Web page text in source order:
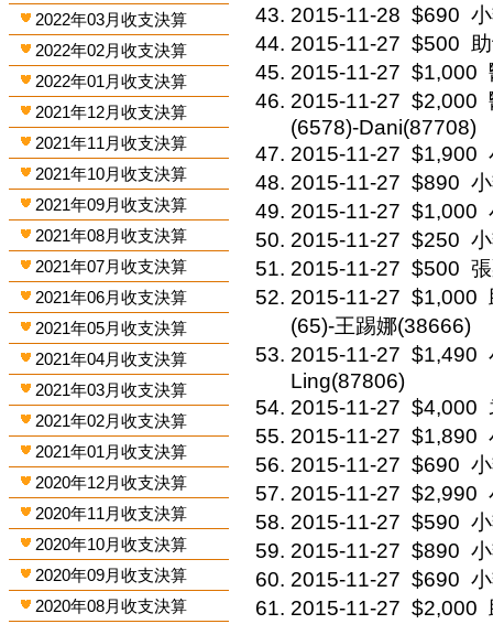
2022年03月收支決算
2022年02月收支決算
2022年01月收支決算
2021年12月收支決算
2021年11月收支決算
2021年10月收支決算
2021年09月收支決算
2021年08月收支決算
2021年07月收支決算
2021年06月收支決算
2021年05月收支決算
2021年04月收支決算
2021年03月收支決算
2021年02月收支決算
2021年01月收支決算
2020年12月收支決算
2020年11月收支決算
2020年10月收支決算
2020年09月收支決算
2020年08月收支決算
2015-11-28 $690
2015-11-27 $500
2015-11-27 $1,000
2015-11-27 $2,000
(6578)-Dani(87708)
2015-11-27 $1,900
2015-11-27 $890
2015-11-27 $1,000
2015-11-27 $250
2015-11-27 $500
2015-11-27 $1,000
(65)-王踢娜(38666)
2015-11-27 $1,490
Ling(87806)
2015-11-27 $4,000
2015-11-27 $1,890
2015-11-27 $690
2015-11-27 $2,990
2015-11-27 $590
2015-11-27 $890
2015-11-27 $690
2015-11-27 $2,000